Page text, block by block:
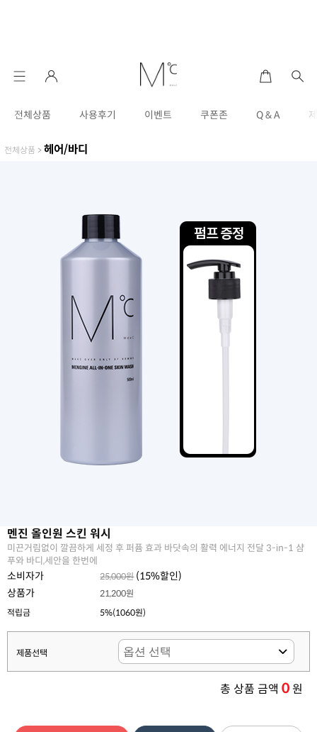
전체상품 사용후기 이벤트 쿠폰존 Q & A
전체상품 > 헤어/바디
멘진 올인원 스킨 워시
미끈거림없이 깔끔하게 세정 후 퍼퓸 효과 바닷속의 활력 에너지 전달 3-in-1 샴
푸와 바디,세안을 한번에
소비자가 25,000원 (15%할인)
상품가
21,200원
적립금
5%(1060원)
제품선택
총 상품 금액 0원